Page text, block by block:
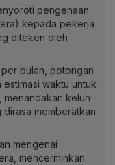
pengenaan
kepada pekerja
diteken oleh
bulan, potongan
waktu untuk
menandakan keluh
memberatkan
mengenai
mencerminkan